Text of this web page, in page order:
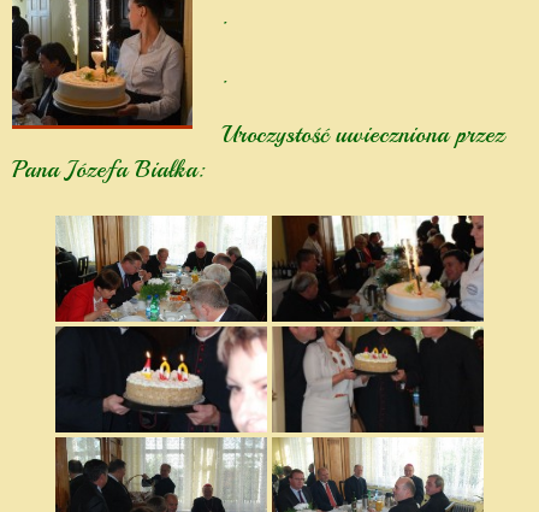
.
.
Uroczystość uwieczniona przez
Pana Józefa Białka: